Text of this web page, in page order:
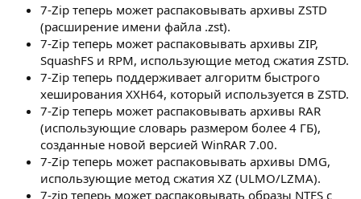
7-Zip теперь может распаковывать архивы ZSTD
(расширение имени файла .zst).
7-Zip теперь может распаковывать архивы ZIP,
SquashFS и RPM, использующие метод сжатия ZSTD.
7-Zip теперь поддерживает алгоритм быстрого
хеширования XXH64, который используется в ZSTD.
7-Zip теперь может распаковывать архивы RAR
(использующие словарь размером более 4 ГБ),
созданные новой версией WinRAR 7.00.
7-Zip теперь может распаковывать архивы DMG,
использующие метод сжатия XZ (ULMO/LZMA).
7-zip теперь может распаковывать образы NTFS с